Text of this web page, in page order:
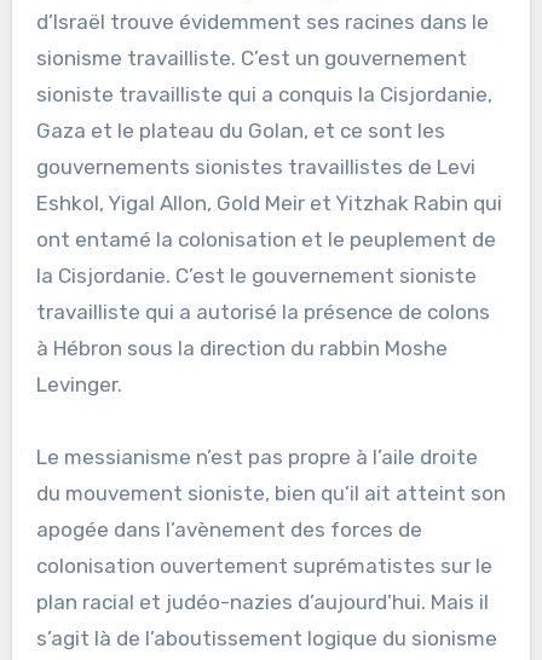
d’Israël trouve évidemment ses racines dans le
sionisme travailliste. C’est un gouvernement
sioniste travailliste qui a conquis la Cisjordanie,
Gaza et le plateau du Golan, et ce sont les
gouvernements sionistes travaillistes de Levi
Eshkol, Yigal Allon, Gold Meir et Yitzhak Rabin qui
ont entamé la colonisation et le peuplement de
la Cisjordanie. C’est le gouvernement sioniste
travailliste qui a autorisé la présence de colons
à Hébron sous la direction du rabbin Moshe
Levinger.
Le messianisme n’est pas propre à l’aile droite
du mouvement sioniste, bien qu’il ait atteint son
apogée dans l’avènement des forces de
colonisation ouvertement suprématistes sur le
plan racial et judéo-nazies d’aujourd’hui. Mais il
s’agit là de l’aboutissement logique du sionisme